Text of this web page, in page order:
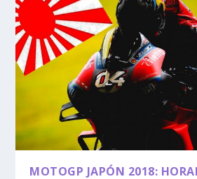
MOTOGP JAPÓN 2018: